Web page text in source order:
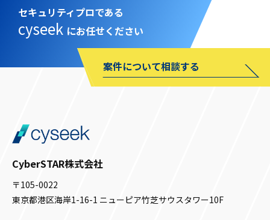
セキュリティプロである
cyseek にお任せください
案件について相談する
CyberSTAR株式会社
〒105-0022
東京都港区海岸1-16-1 ニューピア竹芝サウスタワー10F